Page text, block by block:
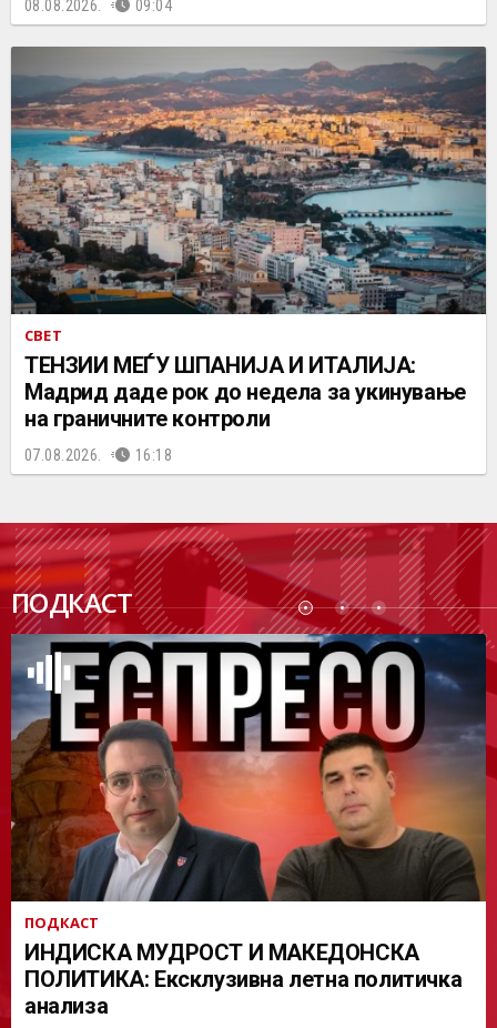
08.08.2026. 09:04
СВЕТ
ТЕНЗИИ МЕЃУ ШПАНИЈА И ИТАЛИЈА:
Мадрид даде рок до недела за укинување
на граничните контроли
07.08.2026. 16:18
ПОДКАСТ
ПОДК
АСТ
ПОДКАСТ
ИНДИСКА МУДРОСТ И МАКЕДОНСКА
ПОЛИТИКА: Ексклузивна летна политичка
анализа